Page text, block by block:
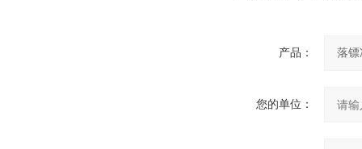
产品：
您的单位：